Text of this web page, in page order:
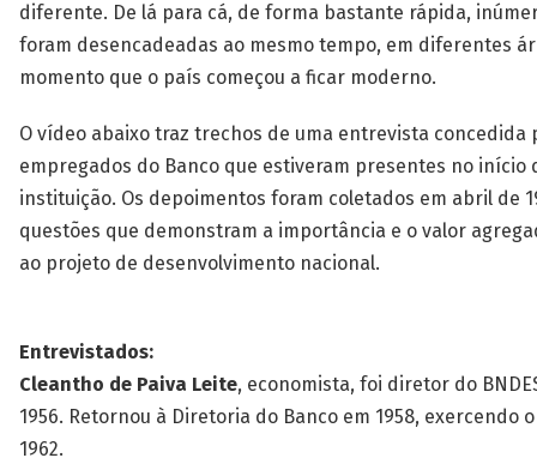
diferente. De lá para cá, de forma bastante rápida,
foram desencadeadas ao mesmo tempo, em diferentes
momento que o país começou a ficar moderno.
O vídeo abaixo traz trechos de uma entrevista concedida
empregados do Banco que estiveram presentes no início
instituição. Os depoimentos foram coletados em abril de
questões que demonstram a importância e o valor
ao projeto de desenvolvimento nacional.
Entrevistados:
Cleantho de Paiva Leite, economista, foi diretor do
1956. Retornou à Diretoria do Banco em 1958, exercendo
1962.